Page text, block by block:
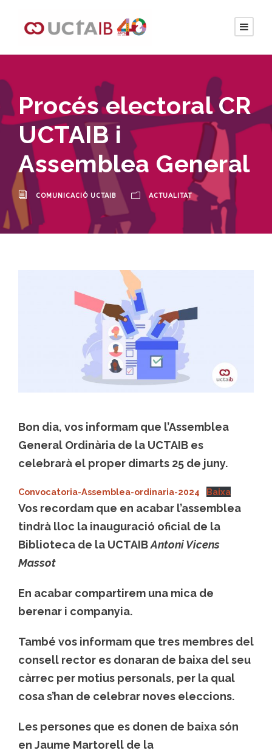
Procés electoral CR
UCTAIB i
Assemblea General
COMUNICACIÓ UCTAIB ACTUALITAT
Bon dia, vos informam que l’Assemblea
General Ordinària de la UCTAIB es
celebrarà el proper dimarts 25 de juny.
Convocatoria-Assemblea-ordinaria-2024 Baixa
Vos recordam que en acabar l’assemblea
tindrà lloc la inauguració oficial de la
Biblioteca de la UCTAIBAntoni Vicens
Massot
En acabar compartirem una mica de
berenar i companyia.
També vos informam que tres membres del
consell rector es donaran de baixa del seu
càrrec per motius personals, per la qual
cosa s’han de celebrar noves eleccions.
Les persones que es donen de baixa són
en Jaume Martorell de la